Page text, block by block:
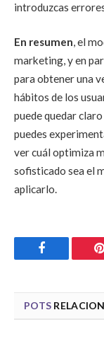
introduzcas
En resumen, el
marketing, y en
para obtener una
hábitos de los
puede quedar
puedes
ver cuál optimiza
sofisticado sea el
aplicarlo.
Facebook
POTS